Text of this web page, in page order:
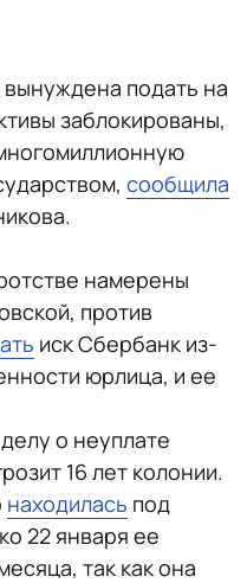
подать на
заблокированы,
сообщила
намерены
против
иск Сбербанк из-
юрлица, и ее
о неуплате
16 лет колонии.
находилась под
22 января ее
так как она